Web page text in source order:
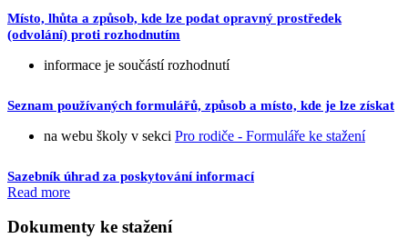
Místo, lhůta a způsob, kde lze podat opravný prostředek
(odvolání) proti rozhodnutím
informace je součástí rozhodnutí
Seznam používaných formulářů, způsob a místo, kde je lze získat
na webu školy v sekci Pro rodiče - Formuláře ke stažení
Sazebník úhrad za poskytování informací
Read more
Dokumenty ke stažení